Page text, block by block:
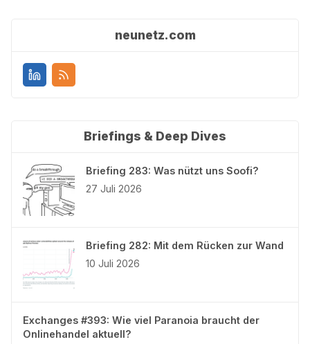
neunetz.com
Briefings & Deep Dives
Briefing 283: Was nützt uns Soofi?
27 Juli 2026
Briefing 282: Mit dem Rücken zur Wand
10 Juli 2026
Exchanges #393: Wie viel Paranoia braucht der
Onlinehandel aktuell?